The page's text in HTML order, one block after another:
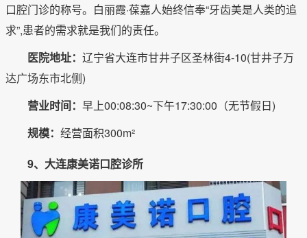
口腔门诊的称号。白丽霞·葆嘉人始终信奉“牙齿美是人类的追
求”,患者的需求就是我们的责任。
医院地址： 辽宁省大连市甘井子区圣林街4-10(甘井子万
达广场东市北侧)
营业时间： 早上00:08:30~下午17:30:00（无节假日)
规模： 经营面积300m²
9、大连康美诺口腔诊所